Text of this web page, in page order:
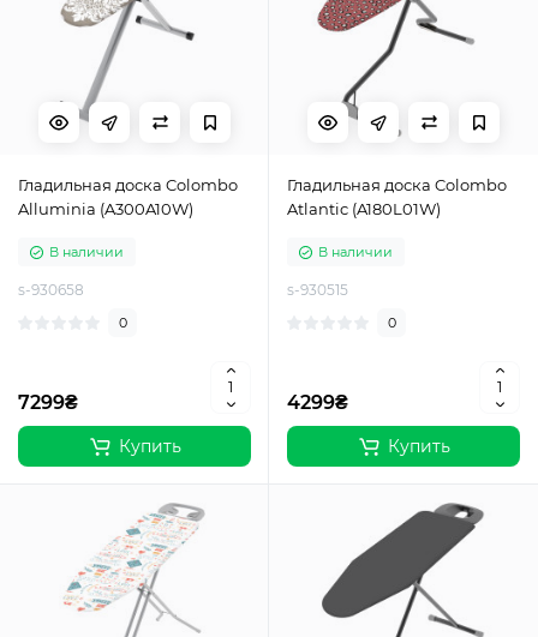
Гладильная доска Colombo
Alluminia (A300A10W)
В наличии
s-930658
0
7299₴
Купить
Гладильная доска Colombo
Atlantic (A180L01W)
В наличии
s-930515
0
4299₴
Купить